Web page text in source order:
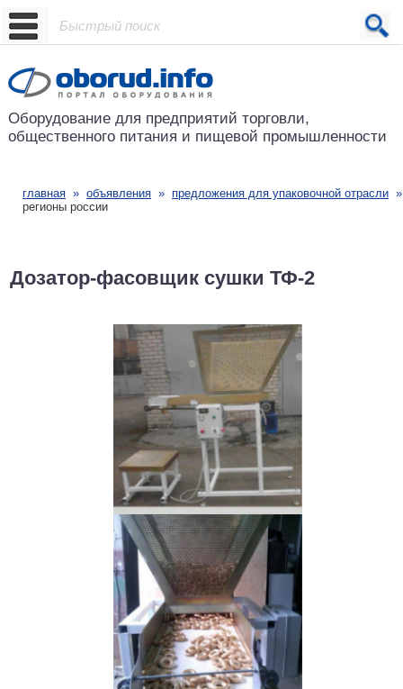
Проект основан в 2001 году
Оборудование для предприятий торговли,
общественного питания и пищевой промышленности
главная » объявления » предложения для упаковочной отрасли
регионы россии
Дозатор-фасовщик сушки ТФ-2